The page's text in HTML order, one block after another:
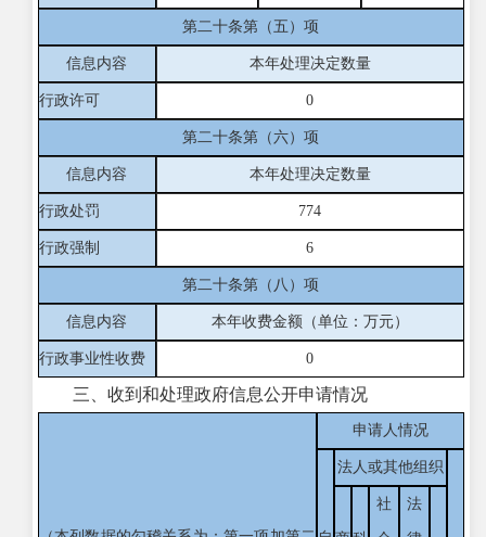
第二十条第（五）项
信息内容 本年处理决定数量
行政许可 0
第二十条第（六）项
信息内容 本年处理决定数量
行政处罚 774
行政强制 6
第二十条第（八）项
信息内容 本年收费金额（单位：万元）
行政事业性收费 0
三、收到和处理政府信息公开申请情况
申请人情况
法人或其他组织
社 法